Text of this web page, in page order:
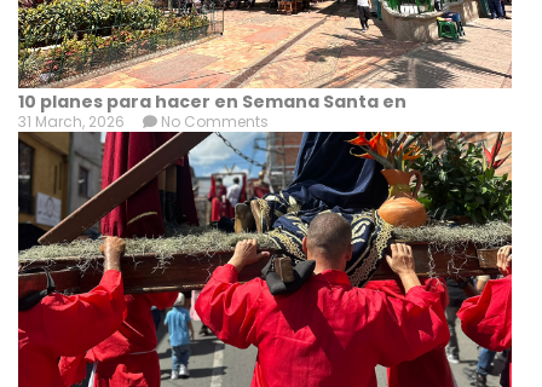
10 planes para hacer en Semana Santa en
31 March, 2026 No Comments